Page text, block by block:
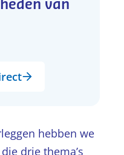
van
hebben we
drie thema’s